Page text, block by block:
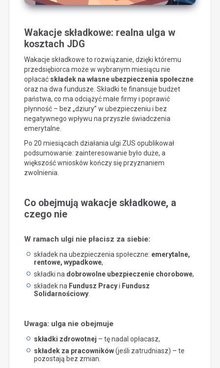
Wakacje składkowe: realna ulga w
kosztach JDG
Wakacje składkowe to rozwiązanie, dzięki któremu
przedsiębiorca może w wybranym miesiącu nie
opłacać składek na własne ubezpieczenia społeczne
oraz na dwa fundusze. Składki te finansuje budżet
państwa, co ma odciążyć małe firmy i poprawić
płynność – bez „dziury” w ubezpieczeniu i bez
negatywnego wpływu na przyszłe świadczenia
emerytalne.
Po 20 miesiącach działania ulgi ZUS opublikował
podsumowanie: zainteresowanie było duże, a
większość wniosków kończy się przyznaniem
zwolnienia.
Co obejmują wakacje składkowe, a
czego nie
W ramach ulgi nie płacisz za siebie:
składek na ubezpieczenia społeczne: emerytalne,
rentowe, wypadkowe,
składki na dobrowolne ubezpieczenie chorobowe,
składek na Fundusz Pracyi Fundusz
Solidarnościowy.
Uwaga: ulga nie obejmuje
składki zdrowotnej – tę nadal opłacasz,
składek za pracowników(jeśli zatrudniasz) – te
pozostają bez zmian.